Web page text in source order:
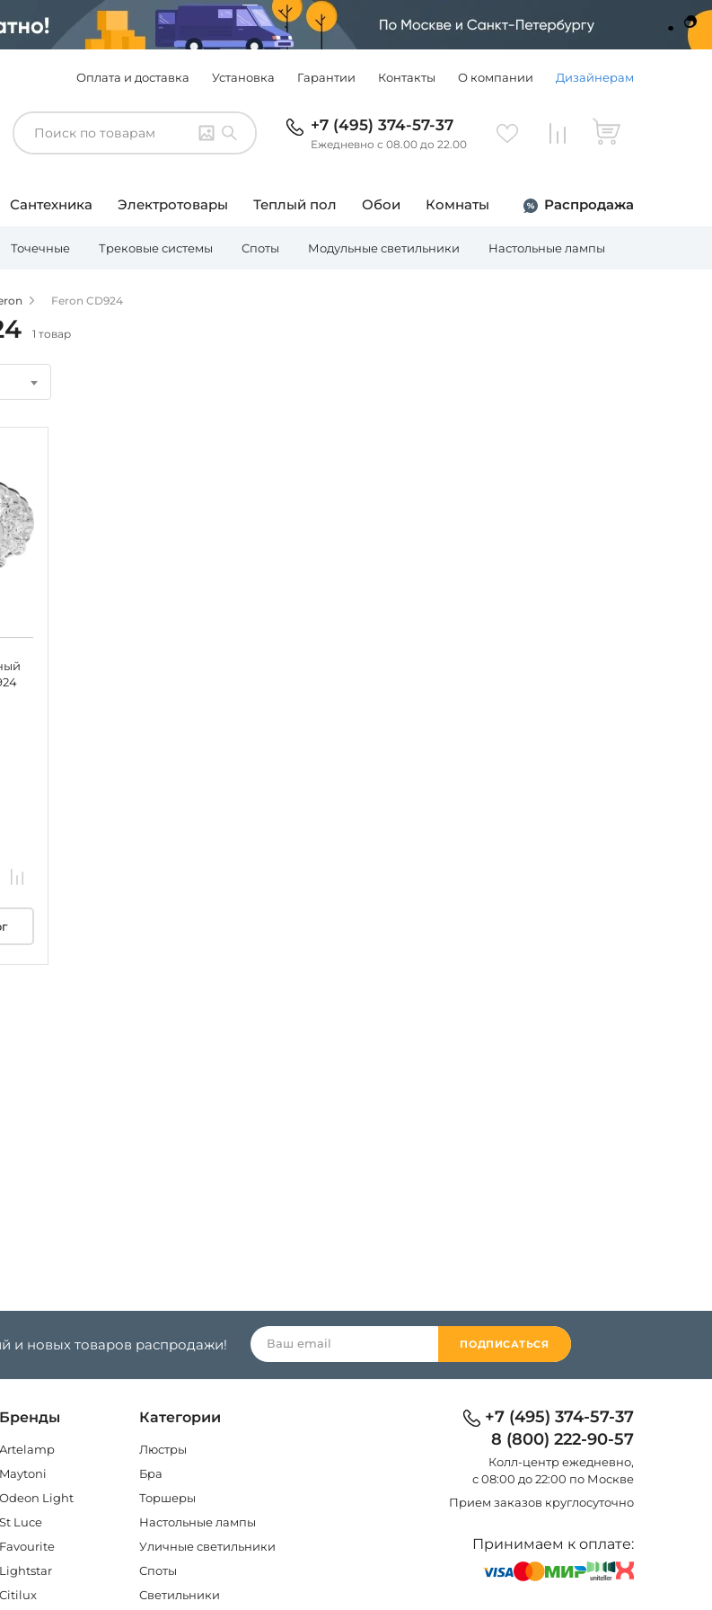
Оплата и доставка Установка Гарантии Контакты О компании Дизайнерам
+7 (495) 374-57-37
Ежедневно с 08.00 до 22.00
Сантехника Электротовары Теплый пол Обои Комнаты Распродажа
Точечные Трековые системы Споты Модульные светильники Настольные лампы
Feron CD924
1 товар
и новых товаров распродажи! ПОДПИСАТЬСЯ
Бренды
Artelamp
Maytoni
Odeon Light
St Luce
Favourite
Lightstar
Citilux
Категории
Люстры
Бра
Торшеры
Настольные лампы
Уличные светильники
Споты
Светильники
+7 (495) 374-57-37
8 (800) 222-90-57
Колл-центр eжедневно,
с 08:00 до 22:00 по Москве
Прием заказов круглосуточно
Принимаем к оплате: